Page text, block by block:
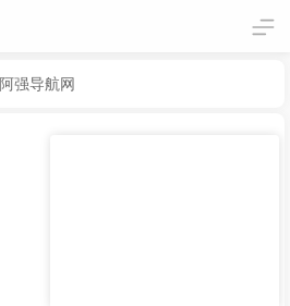
阿强导航网